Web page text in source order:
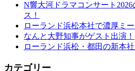
N響大河ドラマコンサート
ス！
ローランド浜松本社で濃厚ミ
なんと大野知事がゲスト出演！
ローランド浜松・都田の新本社
カテゴリー